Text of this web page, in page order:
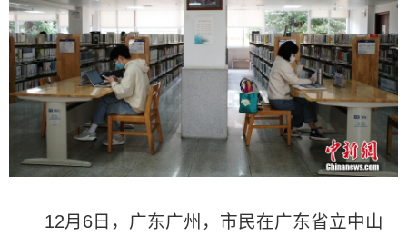
12月6日，广东广州，市民在广东省立中山